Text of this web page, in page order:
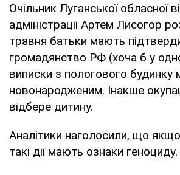
Очільник Луганської обласної
адміністрації Артем Лисогор
травня батьки мають
громадянство РФ (хоча б у
виписки з пологового будинку
новонародженим. Інакше
відбере дитину.
Аналітики наголосили, що
такі дії мають ознаки геноциду.